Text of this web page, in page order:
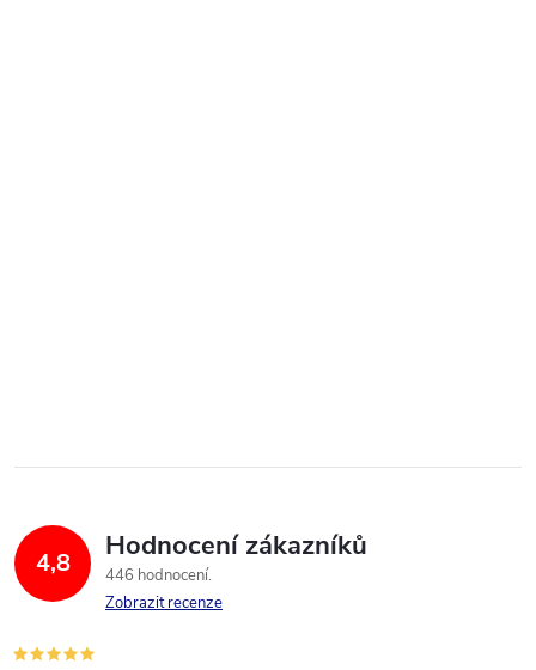
4,8 Hodnocení zákazníků
446 hodnocení
Zobrazit recenze